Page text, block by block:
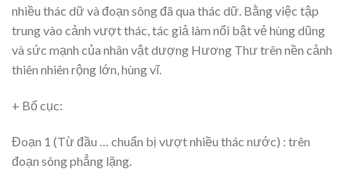
nhiều thác dữ và đoạn sông đã qua thác dữ. Bằng việc tập
trung vào cảnh vượt thác, tác giả làm nổi bật vẻ hùng dũng
và sức mạnh của nhân vật dượng Hương Thư trên nền cảnh
thiên nhiên rộng lớn, hùng vĩ.
+ Bố cục:
Đoạn 1 (Từ đầu … chuẩn bị vượt nhiều thác nước) : trên
đoạn sông phẳng lặng.